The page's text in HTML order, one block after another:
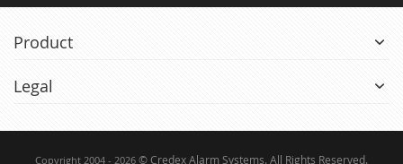
Product
Legal
Copyright 2004 - 2026 © Credex Alarm Systems. All Rights Reserved.